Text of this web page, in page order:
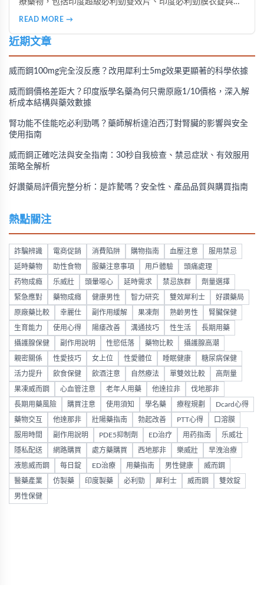
READ MORE →
近期文章
威而鋼100mg完全沒反應？改用犀利士5mg效果更顯著的科學依據
威而鋼價格差距大？印度版學名藥為何只需原廠1/10價格，深入解
析成本結構與藥效數據
腎功能不佳能吃必利勁嗎？藥師解析達泊西汀對腎臟的影響與安全
使用指南
威而鋼正確吃法與安全指南：30秒自我檢查、禁忌症狀、有效服用
策略全解析
好讚藥局評價完整分析：是詐騺嗎？安全性、產品品質與購買指南
熱點關注
詐騙辨識 電商促銷 消費陷阱 購物指南 血壓注意 服用禁忌
延時藥物 助性食物 服藥注意事項 用戶體驗 頭痛處理
药物成瘾 乐威壯 頭暈噁心 延時需求 禁忌族群 劑量選擇
緊急應對 藥物成癮 健康男性 智力研究 雙效犀利士 好讚藥局
原廠藥比較 幸麗仕 副作用緩解 果凍劑 熟齡男性 腎臟保健
生育能力 使用心得 陽痿改善 溝通技巧 性生活 長期用藥
攝護腺保健 副作用說明 性慾低落 藥物比較 攝護腺高潮
親密關係 性愛技巧 女上位 性愛體位 睡眠健康 糖尿病保健
活力提升 飲食保健 飲酒注意 自然療法 單雙效比較 高劑量
果凍威而鋼 心血管注意 老年人用藥 他達拉非 伐地那非
長期用藥風險 購買注意 使用須知 學名藥 療程規劃 Dcard心得
藥物交互 他達那非 壯陽藥指南 勃起改善 PTT心得 口溶膜
服用時間 副作用說明 PDE5抑制劑 ED治疗 用药指南 乐威壮
隱私配送 網路購買 處方藥購買 西地那非 樂威壯 早洩治療
液態威而鋼 每日錠 ED治療 用藥指南 男性健康 威而鋼
醫藥產業 仿製藥 印度製藥 必利勁 犀利士 威而鋼 雙效錠
男性保健